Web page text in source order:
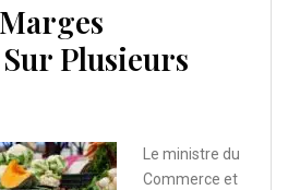
Plusieurs
Le ministre du
Commerce et